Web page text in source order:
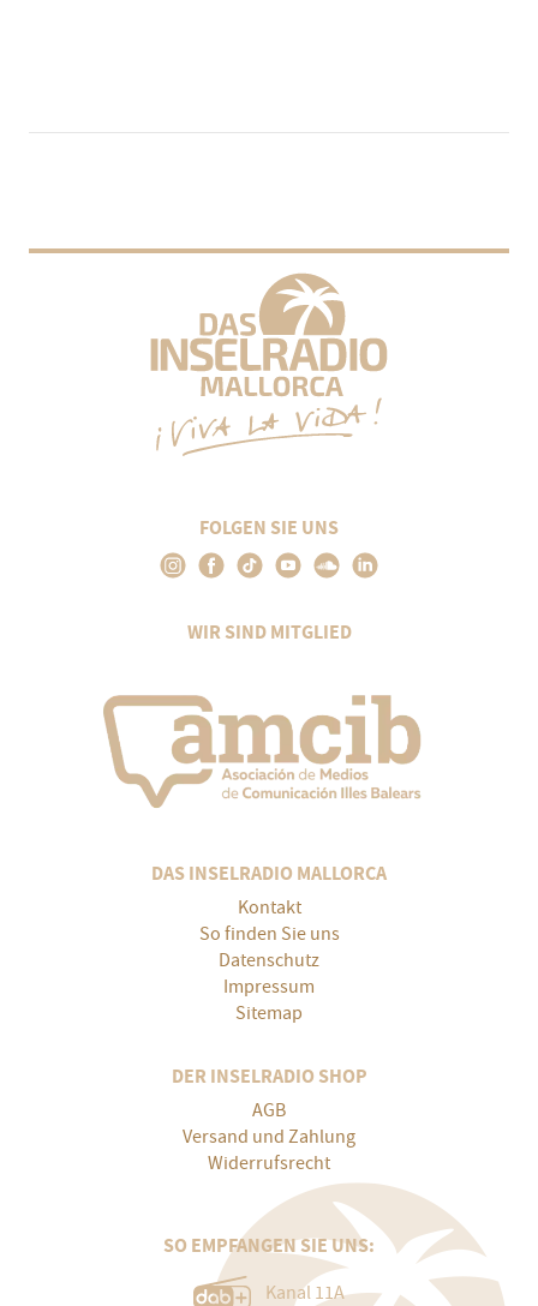
FOLGEN SIE UNS
WIR SIND MITGLIED
DAS INSELRADIO MALLORCA
Kontakt
So finden Sie uns
Datenschutz
Impressum
Sitemap
DER INSELRADIO SHOP
AGB
Versand und Zahlung
Widerrufsrecht
SO EMPFANGEN SIE UNS:
Kanal 11A